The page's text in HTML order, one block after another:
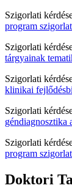
Szigorlati
program
Szigorlati
tárgyainak
Szigorlati
klinikai
Szigorlati
géndiagnosztika
Szigorlati
program
Doktori